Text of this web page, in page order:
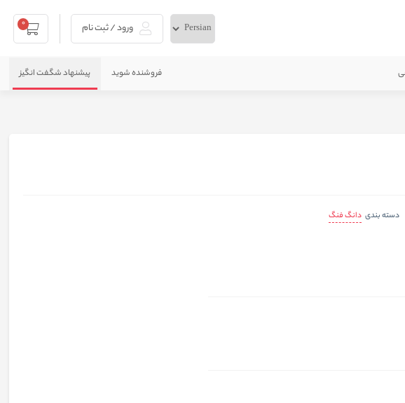
ورود / ثبت نام 0
فروشنده شوید پیشنهاد شگفت انگیز
دسته بندی دانگ فنگ